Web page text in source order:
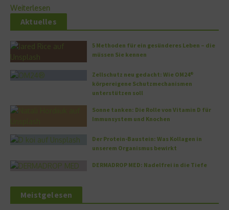
Weiterlesen
Aktuelles
5 Methoden für ein gesünderes Leben – die
müssen Sie kennen
Zellschutz neu gedacht: Wie OM24®
körpereigene Schutzmechanismen
unterstützen soll
Sonne tanken: Die Rolle von Vitamin D für
Immunsystem und Knochen
Der Protein-Baustein: Was Kollagen in
unserem Organismus bewirkt
DERMADROP MED: Nadelfrei in die Tiefe
Meistgelesen